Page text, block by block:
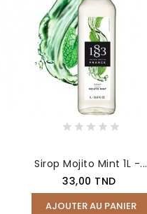
Sirop Mojito Mint 1L -...
Prix
33,00 TND
AJOUTER AU PANIER